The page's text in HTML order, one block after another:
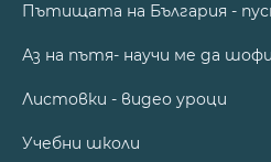
Пътищата на България -
Аз на пътя- научи ме да
Листовки - видео уроци
Учебни школи